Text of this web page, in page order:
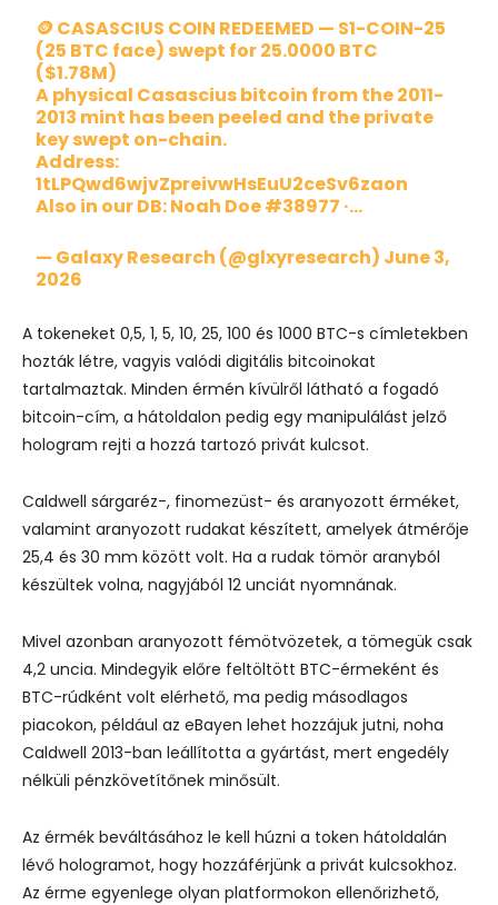
🪙 CASASCIUS COIN REDEEMED — S1-COIN-25
(25 BTC face) swept for 25.0000 BTC
($1.78M)
A physical Casascius bitcoin from the 2011-
2013 mint has been peeled and the private
key swept on-chain.
Address:
1tLPQwd6wjvZpreivwHsEuU2ceSv6zaon
Also in our DB: Noah Doe #38977 ·…
— Galaxy Research (@glxyresearch) June 3,
2026
A tokeneket 0,5, 1, 5, 10, 25, 100 és 1000 BTC-s címletekben
hozták létre, vagyis valódi digitális bitcoinokat
tartalmaztak. Minden érmén kívülről látható a fogadó
bitcoin-cím, a hátoldalon pedig egy manipulálást jelző
hologram rejti a hozzá tartozó privát kulcsot.
Caldwell sárgaréz-, finomezüst- és aranyozott érméket,
valamint aranyozott rudakat készített, amelyek átmérője
25,4 és 30 mm között volt. Ha a rudak tömör aranyból
készültek volna, nagyjából 12 unciát nyomnának.
Mivel azonban aranyozott fémötvözetek, a tömegük csak
4,2 uncia. Mindegyik előre feltöltött BTC-érmeként és
BTC-rúdként volt elérhető, ma pedig másodlagos
piacokon, például az eBayen lehet hozzájuk jutni, noha
Caldwell 2013-ban leállította a gyártást, mert engedély
nélküli pénzkövetítőnek minősült.
Az érmék beváltásához le kell húzni a token hátoldalán
lévő hologramot, hogy hozzáférjünk a privát kulcsokhoz.
Az érme egyenlege olyan platformokon ellenőrizhető,